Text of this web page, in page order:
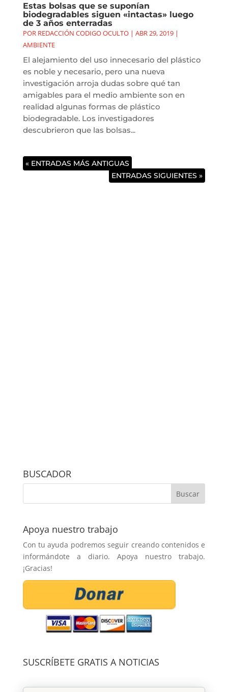
Estas bolsas que se suponían
biodegradables siguen «intactas» luego
de 3 años enterradas
POR REDACCIÓN CODIGO OCULTO| ABR 29, 2019|
AMBIENTE
El alejamiento del uso innecesario del plástico
es noble y necesario, pero una nueva
investigación arroja dudas sobre qué tan
amigables para el medio ambiente son en
realidad algunas formas de plástico
biodegradable. Los investigadores
descubrieron que las bolsas...
« ENTRADAS MÁS ANTIGUAS
ENTRADAS SIGUIENTES »
BUSCADOR
Apoya nuestro trabajo
Con tu ayuda podremos seguir creando contenidos e
informándote a diario. Apoya nuestro trabajo.
¡Gracias!
SUSCRÍBETE GRATIS A NOTICIAS